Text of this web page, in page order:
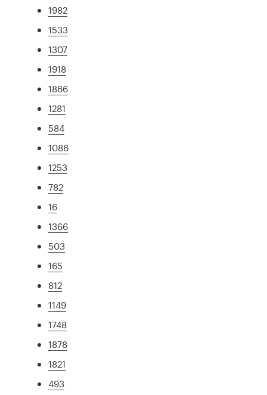
1982
1533
1307
1918
1866
1281
584
1086
1253
782
16
1366
503
165
812
1149
1748
1878
1821
493